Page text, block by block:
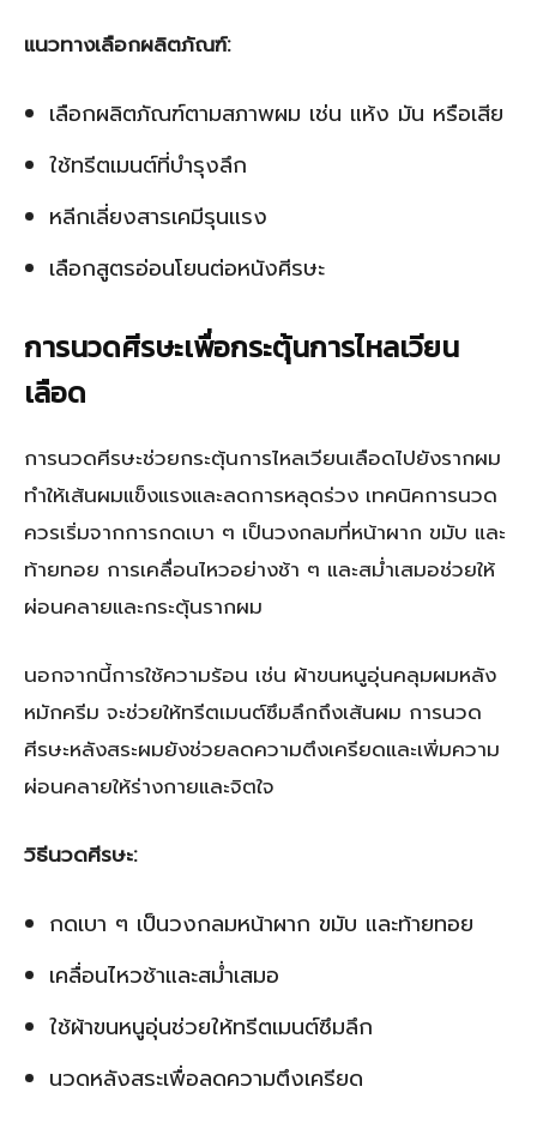
แนวทางเลือกผลิตภัณฑ์:
เลือกผลิตภัณฑ์ตามสภาพผม เช่น แห้ง มัน หรือเสีย
ใช้ทรีตเมนต์ที่บำรุงลึก
หลีกเลี่ยงสารเคมีรุนแรง
เลือกสูตรอ่อนโยนต่อหนังศีรษะ
การนวดศีรษะเพื่อกระตุ้นการไหลเวียน
เลือด
การนวดศีรษะช่วยกระตุ้นการไหลเวียนเลือดไปยังรากผม
ทำให้เส้นผมแข็งแรงและลดการหลุดร่วง เทคนิคการนวด
ควรเริ่มจากการกดเบา ๆ เป็นวงกลมที่หน้าผาก ขมับ และ
ท้ายทอย การเคลื่อนไหวอย่างช้า ๆ และสม่ำเสมอช่วยให้
ผ่อนคลายและกระตุ้นรากผม
นอกจากนี้การใช้ความร้อน เช่น ผ้าขนหนูอุ่นคลุมผมหลัง
หมักครีม จะช่วยให้ทรีตเมนต์ซึมลึกถึงเส้นผม การนวด
ศีรษะหลังสระผมยังช่วยลดความตึงเครียดและเพิ่มความ
ผ่อนคลายให้ร่างกายและจิตใจ
วิธีนวดศีรษะ:
กดเบา ๆ เป็นวงกลมหน้าผาก ขมับ และท้ายทอย
เคลื่อนไหวช้าและสม่ำเสมอ
ใช้ผ้าขนหนูอุ่นช่วยให้ทรีตเมนต์ซึมลึก
นวดหลังสระเพื่อลดความตึงเครียด